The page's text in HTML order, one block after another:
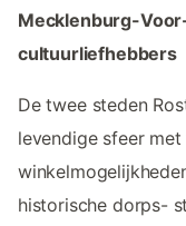
Mecklenburg-
cultuurliefhebbers
De twee steden
levendige sfeer
historische dorps-